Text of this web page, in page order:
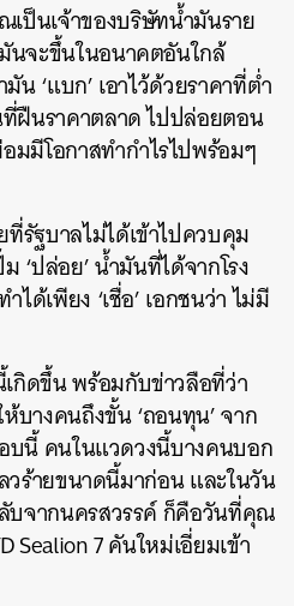
ป็นเจ้าของบริษัทน้ำมันราย
จะขึ้นในอนาคตอันใกล้
‘แบก’ เอาไว้ด้วยราคาที่ต่ำ
ฝืนราคาตลาด ไปปล่อยตอน
มีโอกาสทำกำไรไปพร้อมๆ
ที่รัฐบาลไม่ได้เข้าไปควบคุม
‘ปล่อย’ น้ำมันที่ได้จากโรง
ด้เพียง ‘เชื่อ’ เอกชนว่า ไม่มี
กิดขึ้น พร้อมกับข่าวลือที่ว่า
างคนถึงขั้น ‘ถอนทุน’ จาก
อบนี้ คนในแวดวงนี้บางคนบอก
ลวร้ายขนาดนี้มาก่อน และในวัน
บจากนครสวรรค์ ก็คือวันที่คุณ
7 คันใหม่เอี่ยมเข้า